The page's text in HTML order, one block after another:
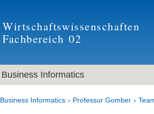
Wirtschaftswissenschaften
Fachbereich 02
Business Informatics
Business Informatics Professur Gomber